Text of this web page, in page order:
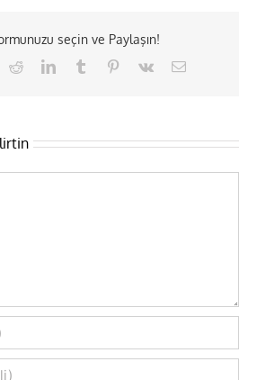
seçin ve Paylaşın!
RedditLinkedInTumblr Pinterest
Vk
E-